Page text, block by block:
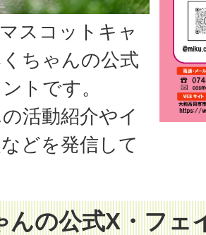
スコットキャ
ちゃんの公式
トです。
活動紹介やイ
どを発信して
んの公式X・フェ